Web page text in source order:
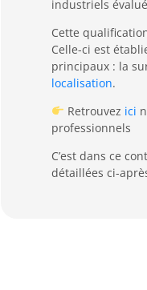
industriels
Cette
Celle-ci est
principaux : la
localisation.
Retrouvez ici
professionnels
C’est dans ce
détaillées ci-